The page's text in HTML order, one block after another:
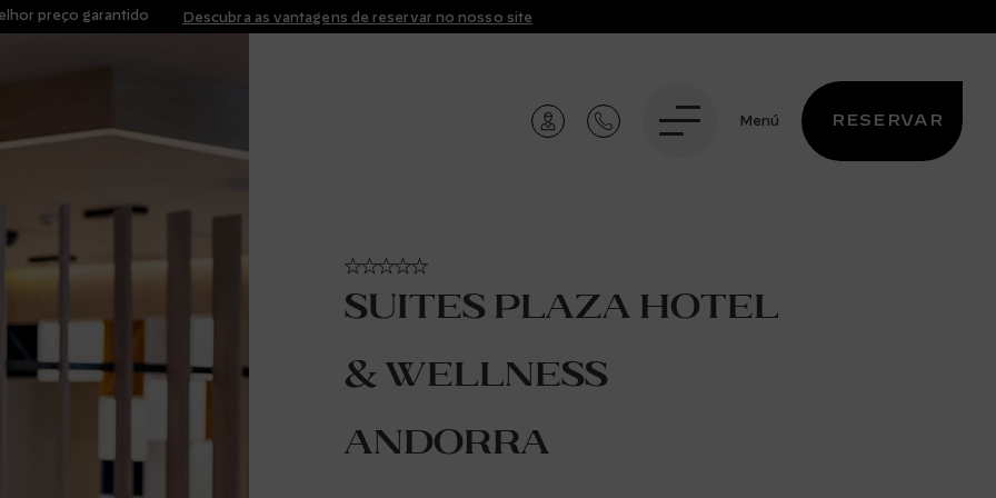
preço garantido Descubra as vantagens de reservar no nosso site
Menú RESERVAR
Suites Plaza Hotel
& Wellness
Andorra